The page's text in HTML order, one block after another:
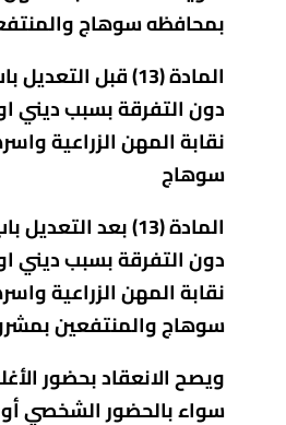
بمحافظه سوهاج
المادة (13) قبل
دون التفرقة بسبب ديني
نقابة المهن الزراعية
سوهاج
المادة (13) بعد
دون التفرقة بسبب ديني
نقابة المهن الزراعية
سوهاج والمنتفعين
ويصح الانعقاد بحضور
سواء بالحضور الشخصي أو